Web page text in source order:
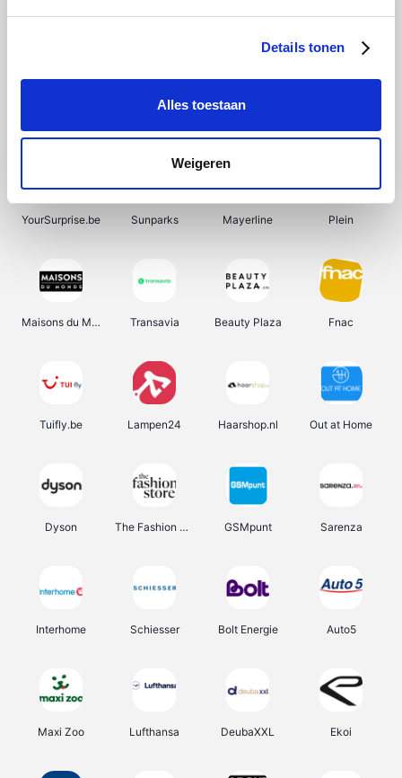
Details tonen
Alles toestaan
Weigeren
Shein Bergfreunde SupraBazar Smartwatchbanden
YourSurprise.be Sunparks Mayerline Plein
Maisons du Monde Transavia Beauty Plaza Fnac
Tuifly.be Lampen24 Haarshop.nl Out at Home
Dyson The Fashion Store GSMpunt Sarenza
Interhome Schiesser Bolt Energie Auto5
Maxi Zoo Lufthansa DeubaXXL Ekoi